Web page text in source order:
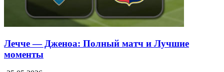
Лечче — Дженоа: Полный матч и Лучшие
моменты